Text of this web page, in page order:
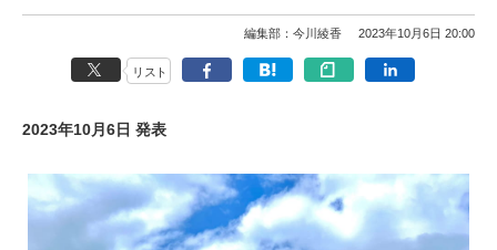
編集部：今川綾香 2023年10月6日 20:00
リスト
2023年10月6日 発表